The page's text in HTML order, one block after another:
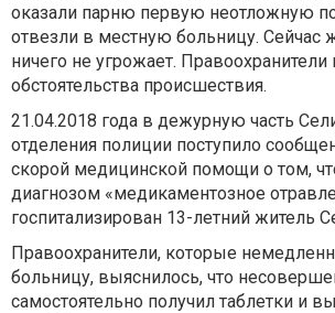
оказали парню первую неотложную
отвезли в местную больницу. Сейчас
ничего не угрожает.
обстоятельства происшествия.
21.04.2018 года в дежурную часть
отделения полиции поступило
скорой медицинской помощи о том,
диагнозом «медикаментозное
госпитализирован 13-летний житель
Правоохранители, которые
больницу, выяснилось, что
самостоятельно получил таблетки и